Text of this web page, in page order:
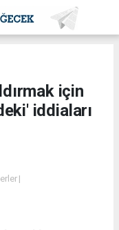
için
iddiaları
|